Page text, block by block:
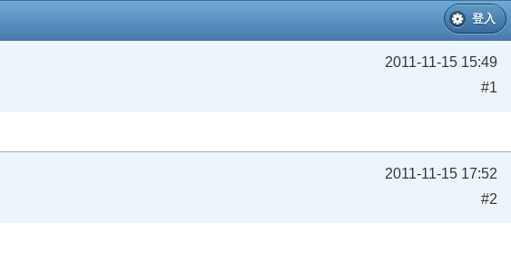
登入
2011-11-15 15:49
#1
2011-11-15 17:52
#2